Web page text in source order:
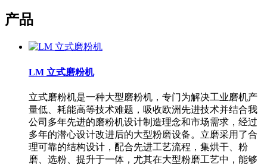
产品
LM 立式磨粉机
立式磨粉机是一种大型磨粉机，专门为解决工业磨机产
量低、耗能高等技术难题，吸收欧洲先进技术并结合我
公司多年先进的磨粉机设计制造理念和市场需求，经过
多年的潜心设计改进后的大型粉磨设备。立磨采用了合
理可靠的结构设计，配合先进工艺流程，集烘干、粉
磨、选粉、提升于一体，尤其在大型粉磨工艺中，能够